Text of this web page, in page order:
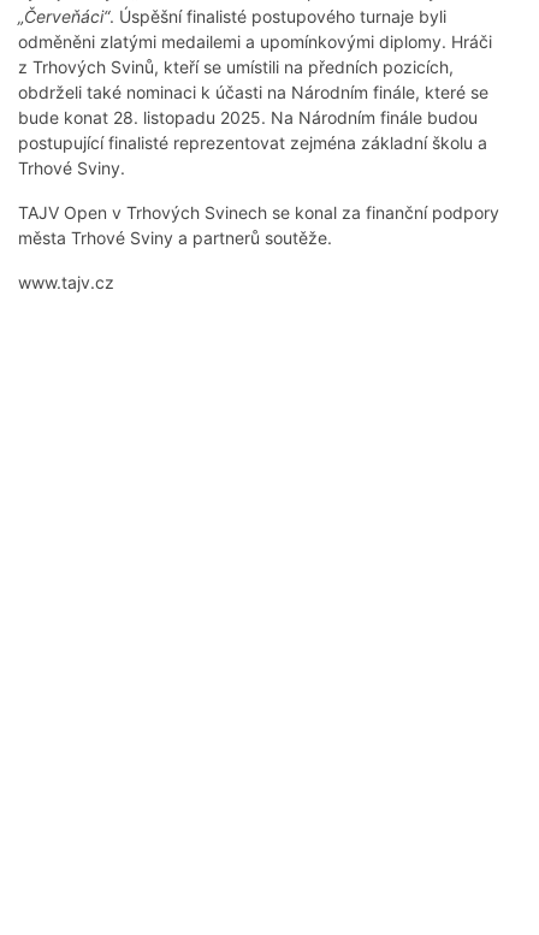
„Červeňáci“. Úspěšní finalisté postupového turnaje byli
odměněni zlatými medailemi a upomínkovými diplomy. Hráči
z Trhových Svinů, kteří se umístili na předních pozicích,
obdrželi také nominaci k účasti na Národním finále, které se
bude konat 28. listopadu 2025. Na Národním finále budou
postupující finalisté reprezentovat zejména základní školu a
Trhové Sviny.
TAJV Open v Trhových Svinech se konal za finanční podpory
města Trhové Sviny a partnerů soutěže.
www.tajv.cz